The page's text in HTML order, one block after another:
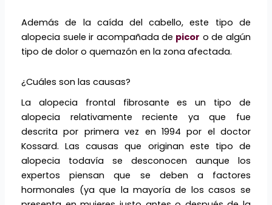
Además de la caída del cabello, este tipo de
alopecia suele ir acompañada de picor o de algún
tipo de dolor o quemazón en la zona afectada.
¿Cuáles son las causas?
La alopecia frontal fibrosante es un tipo de
alopecia relativamente reciente ya que fue
descrita por primera vez en 1994 por el doctor
Kossard. Las causas que originan este tipo de
alopecia todavía se desconocen aunque los
expertos piensan que se deben a factores
hormonales (ya que la mayoría de los casos se